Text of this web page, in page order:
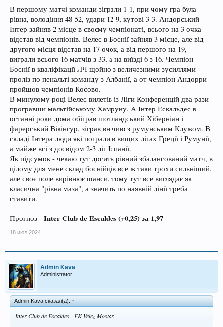
В першому матчі команди зіграли 1-1, при чому гра була
рівна, володіння 48-52, удари 12-9, кутові 3-3. Андорський
Інтер зайняв 2 місце в своєму чемпіонаті, всього на 3 очка
відстав від чемпіонів. Велес в Боснії зайняв 3 місце, але від
другого місця відстав на 17 очок, а від першого на 19,
виграли всього 16 матчів з 33, а на виїзді 6 з 16. Чемпіон
Боснії в кваліфікації ЛЧ щойно з величезними зусиллями
проліз по пенальті команду з Албанії, а от чемпіон Андорри
пройшов чемпіонів Косово.
В минулому році Велес вилетів із Ліги Конференцій два рази
програвши мальтійському Хамруну. А Інтер Ескальдес в
останні роки дома обіграв шотландський Хіберніан і
фарерський Вікінгур, зіграв внічию з румунським Клужом. В
складі Інтера люди які пограли в вищих лігах Греції і Румунії,
а майже всі з досвідом 2-3 ліг Іспанії.
Як підсумок - чекаю тут досить рівний збалансований матч, в
цілому для мене склад боснійців все ж таки трохи сильніший,
але своє поле вирівнює шанси, тому тут все виглядає як
класична "рівна маза", а значить по наявній лінії треба
ставити.
Прогноз - Inter Club de Escaldes (+0,25) за 1,97
18 июл 2024
Admin Kava
Administrator
Admin Kava сказал(а): ↑
Inter Club de Escaldes - FK Velez Mostar.